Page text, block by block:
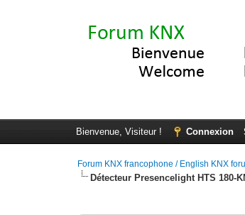
Bienvenue, Visiteur ! Connexion
Forum KNX francophone / English KNX
Détecteur Presencelight HTS 180-